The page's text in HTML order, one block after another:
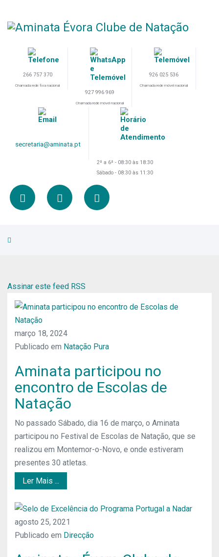
266 757 370
Chamada rede fixa nacional
927 996 969
Chamada rede móvel nacional
926 025 536
Chamada rede móvel nacional
secretaria@aminata.pt
2ª a 6ª - 08:30 às 18:30
Sábado - 08:30 às 11:30
Assinar este feed RSS
março 18, 2024
Publicado em Natação Pura
Aminata participou no
encontro de Escolas de
Natação
No passado Sábado, dia 16 de março, o Aminata
participou no Festival de Escolas de Natação, que se
realizou em Montemor-o-Novo, e onde estiveram
presentes 30 atletas.
Ler Mais ...
agosto 25, 2021
Publicado em Direcção